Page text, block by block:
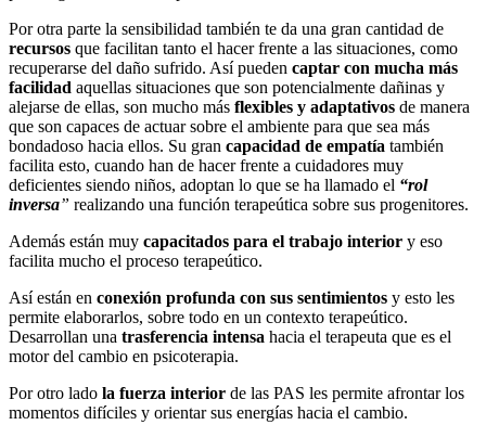
Por otra parte la sensibilidad también te da una gran cantidad de
recursos que facilitan tanto el hacer frente a las situaciones, como
recuperarse del daño sufrido. Así pueden captar con mucha más
facilidad aquellas situaciones que son potencialmente dañinas y
alejarse de ellas, son mucho más flexibles y adaptativos de manera
que son capaces de actuar sobre el ambiente para que sea más
bondadoso hacia ellos. Su gran capacidad de empatía también
facilita esto, cuando han de hacer frente a cuidadores muy
deficientes siendo niños, adoptan lo que se ha llamado el “rol
inversa” realizando una función terapeútica sobre sus progenitores.
Además están muy capacitados para el trabajo interior y eso
facilita mucho el proceso terapeútico.
Así están en conexión profunda con sus sentimientos y esto les
permite elaborarlos, sobre todo en un contexto terapeútico.
Desarrollan una trasferencia intensa hacia el terapeuta que es el
motor del cambio en psicoterapia.
Por otro lado la fuerza interior de las PAS les permite afrontar los
momentos difíciles y orientar sus energías hacia el cambio.